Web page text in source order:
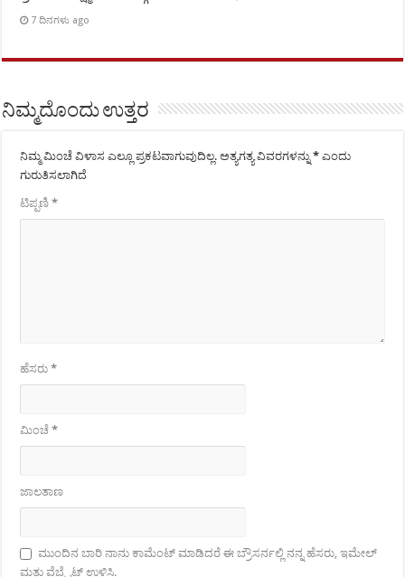
7 ದಿನಗಳು ago
ನಿಮ್ಮದೊಂದು ಉತ್ತರ
ನಿಮ್ಮ ಮಿಂಚೆ ವಿಳಾಸ ಎಲ್ಲೂ ಪ್ರಕಟವಾಗುವುದಿಲ್ಲ. ಅತ್ಯಗತ್ಯ ವಿವರಗಳನ್ನು* ಎಂದು
ಗುರುತಿಸಲಾಗಿದೆ
ಟಿಪ್ಪಣಿ*
ಹೆಸರು*
ಮಿಂಚೆ*
ಜಾಲತಾಣ
ಮುಂದಿನ ಬಾರಿ ನಾನು ಕಾಮೆಂಟ್ ಮಾಡಿದರೆ ಈ ಬ್ರೌಸರ್ನಲ್ಲಿ ನನ್ನ ಹೆಸರು, ಇಮೇಲ್
ಮತ್ತು ವೆಬ್ಸೈಟ್ ಉಳಿಸಿ.